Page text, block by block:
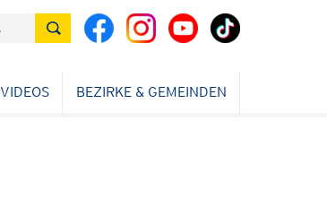
VIDEOS BEZIRKE & GEMEINDEN